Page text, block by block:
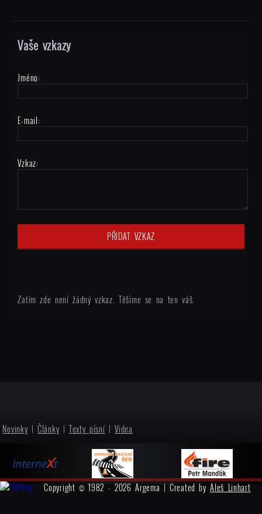
Vaše vzkazy
Jméno:
E-mail:
Vzkaz:
Zatím zde není žádný vzkaz. Těšíme se na ten váš.
Novinky |Články |Texty písní |Videa
Copyright © 1982 - 2026 Argema | Created byAleš Linhart